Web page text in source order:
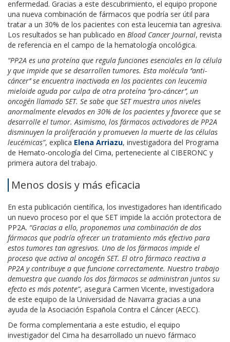
enfermedad. Gracias a este descubrimiento, el equipo propone
una nueva combinación de fármacos que podría ser útil para
tratar a un 30% de los pacientes con esta leucemia tan agresiva.
Los resultados se han publicado en Blood Cancer Journal, revista
de referencia en el campo de la hematología oncológica.
“PP2A es una proteína que regula funciones esenciales en la célula
y que impide que se desarrollen tumores. Esta molécula ‘’anti-
cáncer’’ se encuentra inactivada en los pacientes con leucemia
mieloide aguda por culpa de otra proteína ‘’pro-cáncer’’, un
oncogén llamado SET. Se sabe que SET muestra unos niveles
anormalmente elevados en 30% de los pacientes y favorece que se
desarrolle el tumor. Asimismo, los fármacos activadores de PP2A
disminuyen la proliferación y promueven la muerte de las células
leucémicas”, explica Elena Arriazu, investigadora del Programa
de Hemato-oncología del Cima, perteneciente al CIBERONC y
primera autora del trabajo.
Menos dosis y más eficacia
En esta publicación científica, los investigadores han identificado
un nuevo proceso por el que SET impide la acción protectora de
PP2A. “Gracias a ello, proponemos una combinación de dos
fármacos que podría ofrecer un tratamiento más efectivo para
estos tumores tan agresivos. Uno de los fármacos impide el
proceso que activa al oncogén SET. El otro fármaco reactiva a
PP2A y contribuye a que funcione correctamente. Nuestro trabajo
demuestra que cuando los dos fármacos se administran juntos su
efecto es más potente”, asegura Carmen Vicente, investigadora
de este equipo de la Universidad de Navarra gracias a una
ayuda de la Asociación Española Contra el Cáncer (AECC).
De forma complementaria a este estudio, el equipo
investigador del Cima ha desarrollado un nuevo fármaco